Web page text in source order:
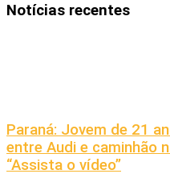
Notícias recentes
Paraná: Jovem de 21
entre Audi e caminhão
“Assista o vídeo”